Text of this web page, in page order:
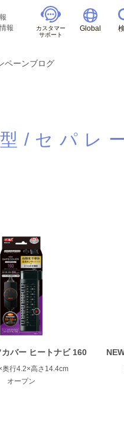
カスタマー
サポート
Global
ペーンブログ
報
/セパレ
カバー ヒートナビ 160
奥行4.2×高さ14.4cm
オープン